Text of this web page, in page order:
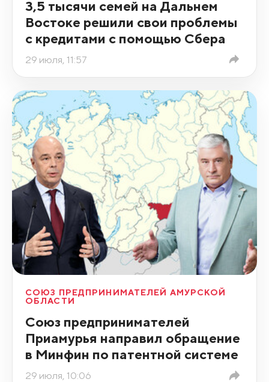
3,5 тысячи семей на Дальнем
Востоке решили свои проблемы
с кредитами с помощью Сбера
29 июля, 11:57
СОЮЗ ПРЕДПРИНИМАТЕЛЕЙ АМУРСКОЙ
ОБЛАСТИ
Союз предпринимателей
Приамурья направил обращение
в Минфин по патентной системе
29 июля, 10:06